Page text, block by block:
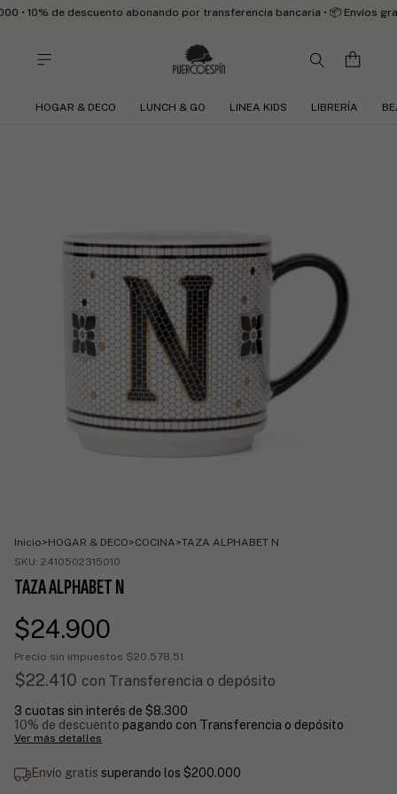
de descuento abonando por transferencia bancaria • 📦 Envíos
HOGAR & DECO LUNCH & GO LINEA KIDS LIBRERÍA
Inicio>HOGAR & DECO>COCINA>TAZA ALPHABET N
SKU: 2410502315010
TAZA ALPHABET N
$24.900
Precio sin impuestos $20.578,51
$22.410 con Transferencia o depósito
3 cuotas sin interés de $8.300
10% de descuento pagando con Transferencia o depósito
Ver más detalles
Envío gratis superando los $200.000